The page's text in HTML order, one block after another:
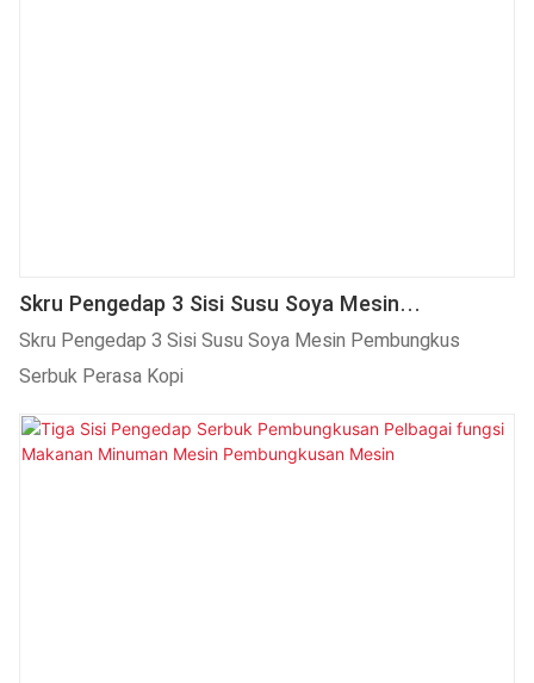
Skru Pengedap 3 Sisi Susu Soya Mesin
Pembungkus Serbuk Perasa Kopi
Skru Pengedap 3 Sisi Susu Soya Mesin Pembungkus
Serbuk Perasa Kopi